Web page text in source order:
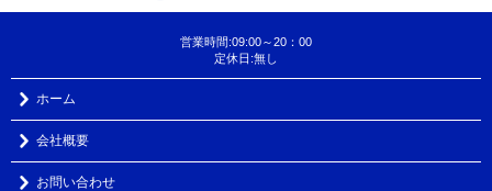
営業時間:09:00～20：00
定休日:無し
ホーム
会社概要
お問い合わせ